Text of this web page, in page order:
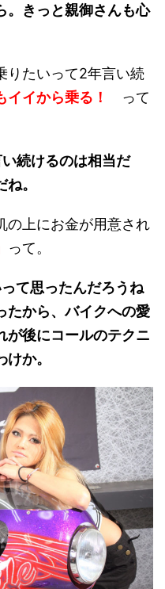
。きっと親御さんも心
りたいって2年言い続
イイから乗る！
って
続けるのは相当だ
。
の上にお金が用意され
って。
て思ったんだろうね
たから、バイクへの愛
が後にコールのテクニ
か。